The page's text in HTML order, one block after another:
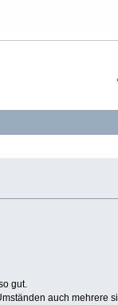
gut.
auch mehrere